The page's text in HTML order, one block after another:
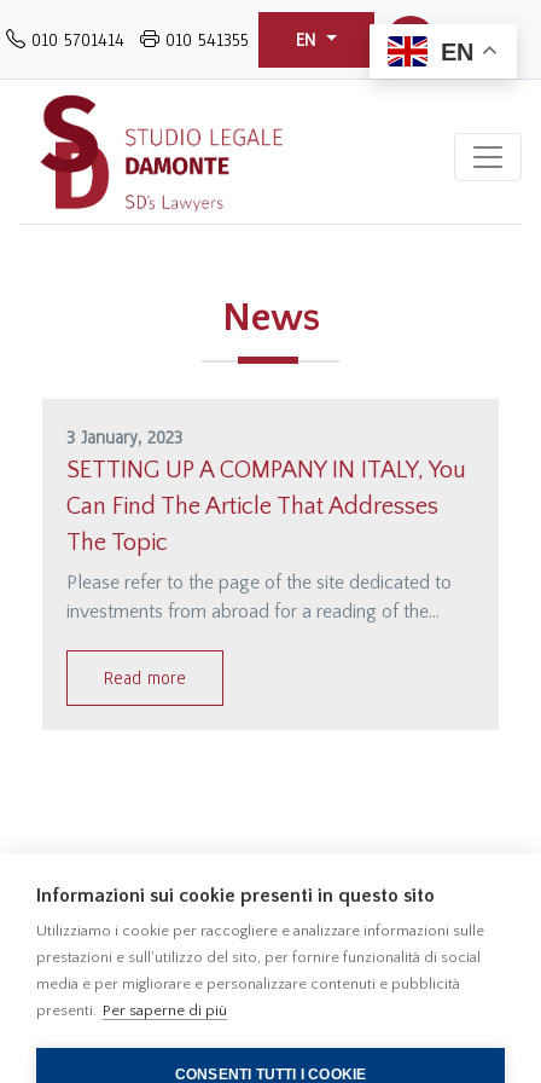
to
main
content
010 5701414 010 541355 EN EN
News
3 January, 2023
SETTING UP A COMPANY IN ITALY, You
Can Find The Article That Addresses
The Topic
Please refer to the page of the site dedicated to
investments from abroad for a reading of the
abroadRead more
010 5701414 010 541355
Privacy
Cookies © 2022
Studio Damonte. All rights reserved.
Realizzato da Gmg Net Digital Agency
Informazioni sui cookie presenti in questo sito
Utilizziamo i cookie per raccogliere e analizzare informazioni sulle
prestazioni e sull'utilizzo del sito, per fornire funzionalità di social
media e per migliorare e personalizzare contenuti e pubblicità
presenti. Per saperne di più
CONSENTI TUTTI I COOKIE